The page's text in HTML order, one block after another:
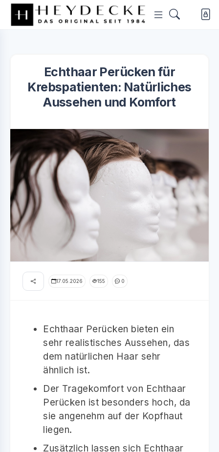
Echthaar Perücken für
Krebspatienten: Natürliches
Aussehen und Komfort
17.05.2026 155 0
Echthaar Perücken bieten ein
sehr realistisches Aussehen, das
dem natürlichen Haar sehr
ähnlich ist.
Der Tragekomfort von Echthaar
Perücken ist besonders hoch, da
sie angenehm auf der Kopfhaut
liegen.
Zusätzlich lassen sich Echthaar